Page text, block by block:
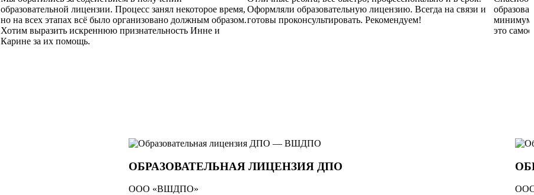
образовательной лицензии. Процесс занял некоторое время,
но на всех этапах всё было организовано должным образом.
Хотим выразить искреннюю признательность Инне и
Карине за их помощь.
Оформляли образовательную лицензию. Всегда на связи и
готовы проконсультировать. Рекомендуем!
минимум
это
ОБРАЗОВАТЕЛЬНАЯ ЛИЦЕНЗИЯ ДПО
ООО «ВШДПО»